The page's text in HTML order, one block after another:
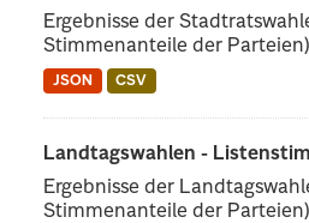
Ergebnisse der
Stimmenanteile der
JSON CSV
Landtagswahlen -
Ergebnisse der
Stimmenanteile der